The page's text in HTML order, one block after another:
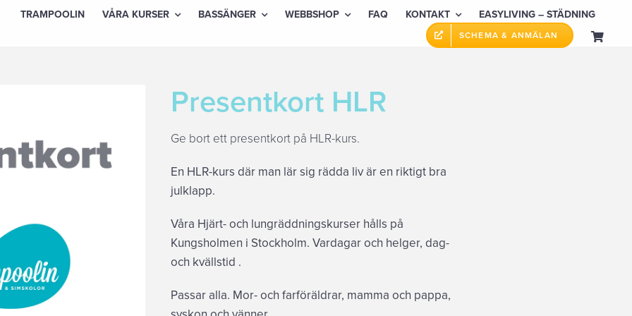
TRAMPOOLIN VÅRA KURSER BASSÄNGER WEBBSHOP FAQ KONTAKT EASYLIVING – STÄDNING
SCHEMA & ANMÄLAN
Presentkort HLR
Ge bort ett presentkort på HLR-kurs.
En HLR-kurs där man lär sig rädda liv är en riktigt bra
julklapp.
Våra Hjärt- och lungräddningskurser hålls på
Kungsholmen i Stockholm. Vardagar och helger, dag-
och kvällstid .
Passar alla. Mor- och farföräldrar, mamma och pappa,